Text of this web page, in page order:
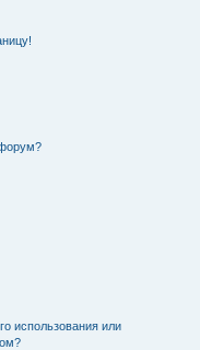
использования или